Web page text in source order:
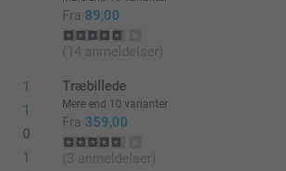
1
1
0
1
Fra 89,00
(14 anmeldelser)
Træbillede
Mere end 10 varianter
Fra 359,00
(3 anmeldelser)